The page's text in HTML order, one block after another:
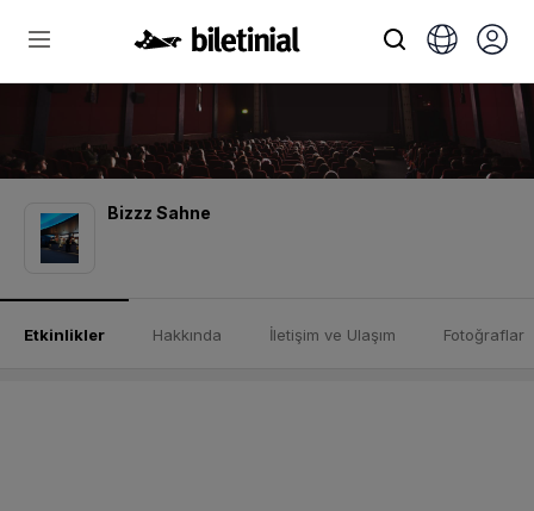
Bizzz Sahne
Etkinlikler Hakkında İletişim ve Ulaşım Fotoğraflar